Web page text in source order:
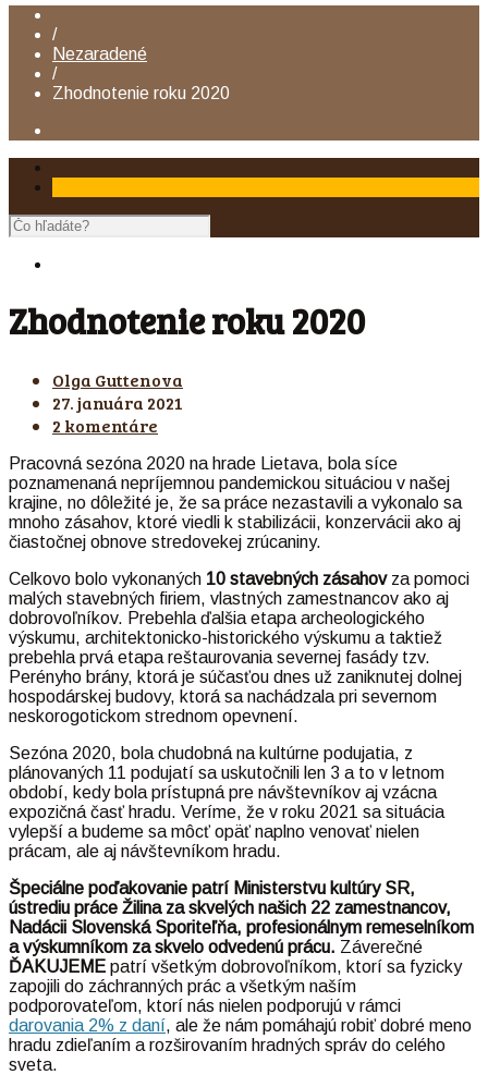
/
Nezaradené
/
Zhodnotenie roku 2020
Zhodnotenie roku 2020
Olga Guttenova
27. januára 2021
2 komentáre
Pracovná sezóna 2020 na hrade Lietava, bola síce
poznamenaná nepríjemnou pandemickou situáciou v našej
krajine, no dôležité je, že sa práce nezastavili a vykonalo sa
mnoho zásahov, ktoré viedli k stabilizácii, konzervácii ako aj
čiastočnej obnove stredovekej zrúcaniny.
Celkovo bolo vykonaných 10 stavebných zásahovza pomoci
malých stavebných firiem, vlastných zamestnancov ako aj
dobrovoľníkov. Prebehla ďalšia etapa archeologického
výskumu, architektonicko-historického výskumu a taktiež
prebehla prvá etapa reštaurovania severnej fasády tzv.
Perényho brány, ktorá je súčasťou dnes už zaniknutej dolnej
hospodárskej budovy, ktorá sa nachádzala pri severnom
neskorogotickom strednom opevnení.
Sezóna 2020, bola chudobná na kultúrne podujatia, z
plánovaných 11 podujatí sa uskutočnili len 3 a to v letnom
období, kedy bola prístupná pre návštevníkov aj vzácna
expozičná časť hradu. Veríme, že v roku 2021 sa situácia
vylepší a budeme sa môcť opäť naplno venovať nielen
prácam, ale aj návštevníkom hradu.
Špeciálne poďakovanie patrí Ministerstvu kultúry SR,
ústrediu práce Žilina za skvelých našich 22 zamestnancov,
Nadácii Slovenská Sporiteľňa, profesionálnym remeselníkom
a výskumníkom za skvelo odvedenú prácu. Záverečné
ĎAKUJEME patrí všetkým dobrovoľníkom, ktorí sa fyzicky
zapojili do záchranných prác a všetkým naším
podporovateľom, ktorí nás nielen podporujú v rámci
darovania 2% z daní, ale že nám pomáhajú robiť dobré meno
hradu zdieľaním a rozširovaním hradných správ do celého
sveta.